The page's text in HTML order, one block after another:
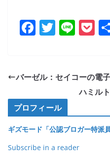
F
e
o
o
k
T
er
Li P
et
バーゼル：セイコーの電
ハミル
プロフィール
ギズモード「公認ブロガー特派員
Subscribe in a reader